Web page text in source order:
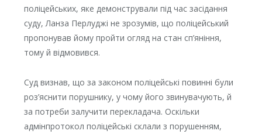
поліцейських, яке демонстрували під час засідання
суду, Ланза Перлуджі не зрозумів, що поліцейський
пропонував йому пройти огляд на стан сп’яніння,
тому й відмовився.
Суд визнав, що за законом поліцейські повинні були
роз’яснити порушнику, у чому його звинувачують, й
за потреби залучити перекладача. Оскільки
адмінпротокол поліцейські склали з порушенням,